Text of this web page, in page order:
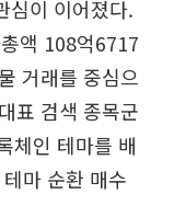
심이 이어졌다.
액 108억6717
거래를 중심으
표 검색 종목군
체인 테마를 배
마 순환 매수